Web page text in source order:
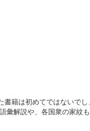
貨にて販売。
書籍は初めてではないで
解説や、各国衆の家